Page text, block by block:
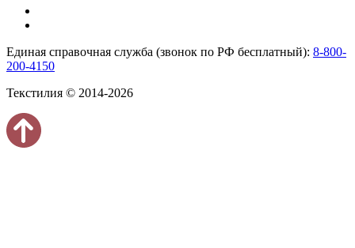
Единая справочная служба (звонок по РФ бесплатный): 8-800-
200-4150
Текстилия © 2014-2026